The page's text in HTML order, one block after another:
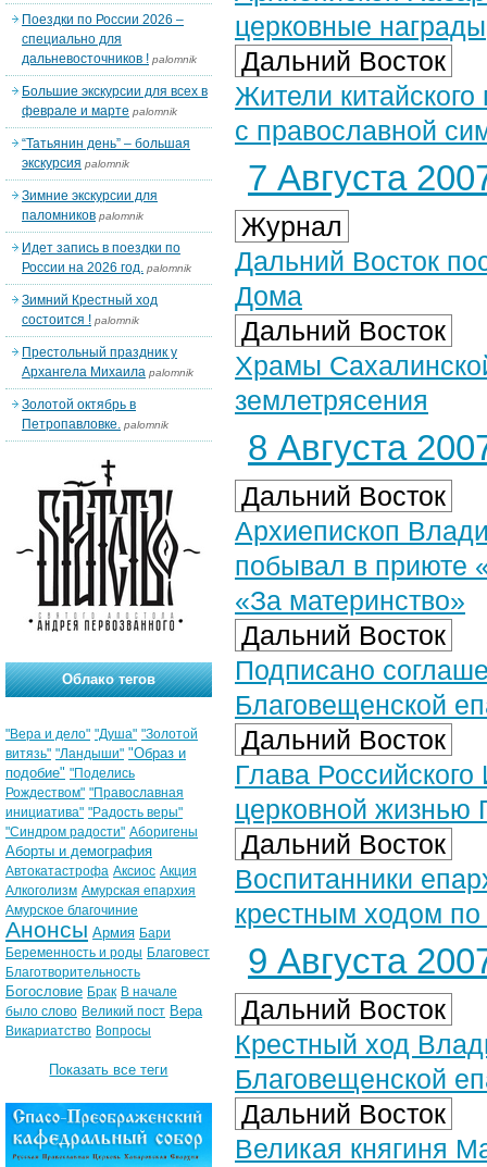
церковные награды
Дальний Восток
Жители
с православной
7 Августа
Журнал
Дальний Восток
Дома
Дальний Восток
Храмы
землетрясения
8 Августа
Дальний Восток
Архиепископ
побывал в приюте
«За материнство»
Дальний Восток
Подписано
Благовещенской
Дальний Восток
Глава
церковной жизнью
Дальний Восток
Воспитанники
крестным ходом
9 Августа
Дальний Восток
Крестный ход
Благовещенской
Дальний Восток
Великая княгиня
Поездки по России 2026 –
специально для
дальневосточников ! palomnik
Большие экскурсии для всех в
феврале и марте palomnik
“Татьянин день” – большая
экскурсия palomnik
Зимние экскурсии для
паломников palomnik
Идет запись в поездки по
России на 2026 год. palomnik
Зимний Крестный ход
состоится ! palomnik
Престольный праздник у
Архангела Михаила palomnik
Золотой октябрь в
Петропавловке. palomnik
Облако тегов
"Вера и дело" "Душа" "Золотой
витязь" "Ландыши" "Образ и
подобие" "Поделись
Рождеством" "Православная
инициатива" "Радость веры"
"Синдром радости" Аборигены
Аборты и демография
Автокатастрофа Аксиос Акция
Алкоголизм Амурская епархия
Амурское благочиние
Анонсы Армия Бари
Беременность и роды Благовест
Благотворительность
Богословие Брак В начале
было слово Великий пост Вера
Викариатство Вопросы
Показать все теги